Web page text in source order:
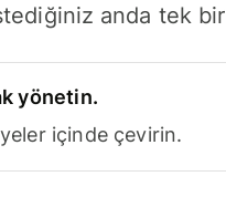
anda tek bir
yönetin.
içinde çevirin.